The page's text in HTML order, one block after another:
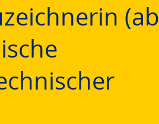
(ab